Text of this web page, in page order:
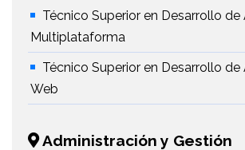
Técnico Superior en Desarrollo de
Multiplataforma
Técnico Superior en Desarrollo de
Web
Administración y Gestión